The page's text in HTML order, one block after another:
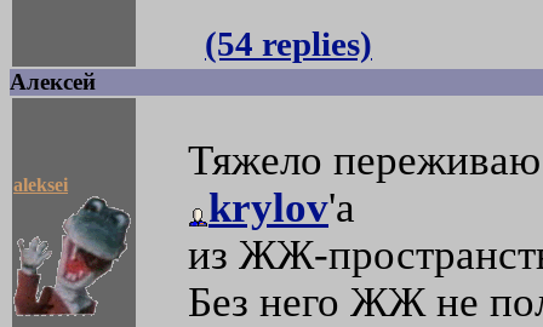
(54 replies)
Алексей
aleksei
Тяжело
krylov'a
из ЖЖ-
Без него ЖЖ не